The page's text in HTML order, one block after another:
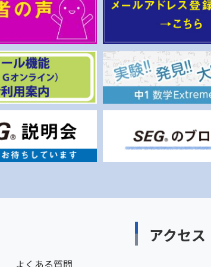
よくある質問
アクセス